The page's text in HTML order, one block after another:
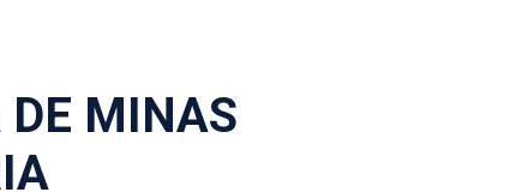
DE MINAS